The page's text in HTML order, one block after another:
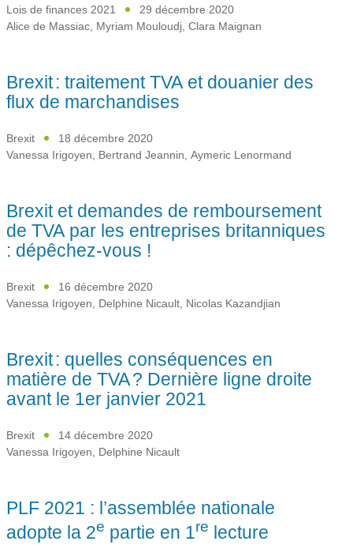
Lois de finances 2021
29 décembre 2020
Alice de Massiac Myriam Mouloudj Clara Maignan
Brexit : traitement TVA et douanier des
flux de marchandises
Brexit
18 décembre 2020
Vanessa Irigoyen Bertrand Jeannin Aymeric Lenormand
Brexit et demandes de remboursement
de TVA par les entreprises britanniques
: dépêchez-vous !
Brexit
16 décembre 2020
Vanessa Irigoyen, Delphine Nicault, Nicolas Kazandjian
Brexit : quelles conséquences en
matière de TVA ? Dernière ligne droite
avant le 1er janvier 2021
Brexit
14 décembre 2020
Vanessa Irigoyen, Delphine Nicault
PLF 2021 : l’assemblée nationale
adopte la 2e partie en 1re lecture